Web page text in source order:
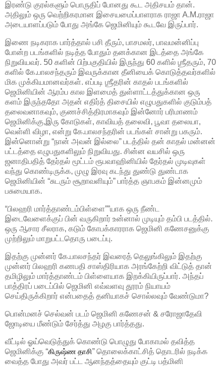
இரண்டு குரல்களும் பொருதிப் போனது கூட அதிசயம் தான்.
அதிலும் ஒரு வெற்றிகரமான இசையமைப்பாளராக ராஜா A.M.ராஜா
அடையாளப்படும் போது அங்கே ஜெமினியும் கூடவே இருப்பார்.
இணை நடிகராக பார்த்தால் பசி தீரும், பாசமலர், பாவமன்னிப்பு
போன்ற படங்களில் நடித்த போதும் தனக்கான இடத்தை அங்கே
நிறுவியவர். 50 களின் பிற்பகுதியில் இருந்து 60 களில் ஶ்ரீதரும், 70
களில் கே.பாலசந்தரும் இவருக்கான தீனியைக் கொடுத்தவர்களில்
மிக முக்கியமானவர்கள். எப்படி ஶ்ரீதரின் காதல் படங்களில்
ஜெமினியின் ஆரம்ப கால இளமைத் துள்ளாட்டத்துக்கான ஒரு
களம் இருந்ததோ அதன் எதிர்த் திசையில் எழுபதுகளில் குடும்பத்
தலைவனாகவும், குணச்சித்திரமாகவும் இன்னோர் பரிமாணம்
ஜெமினிக்கு,இரு கோடுகள், காவியத் தலைவி, பூவா தலையா,
வெள்ளி விழா, என்று கே.பாலசந்தரின் படங்கள் சான்று பகரும்.
இன்னொன்று “நான் அவன் இல்லை” படத்தில் தன் காதல் மன்னன்
பட்டத்தை எழுபதுகளிலும் நிறுவியது. சின்ன வயசில் ஒரு
ஜனாதிபதித் தேர்தல் மூட்டம் ரூபவாஹினியில் தேர்தல் முடிவுகள்
வந்து கொண்டிருக்க, முழு இரவு கடந்து துண்டு துண்டாக
ஜெமினியின் “சுடரும் சூறாவளியும்” பார்த்த ஞாபகம் இன்னமும்
பசுமையாக.
“பிலஹரி மார்த்தாண்டம்பிள்ளை””யாக ஒரு நீண்ட
இடைவேளைக்குப் பின் வருகிறார் உன்னால் முடியும் தம்பி படத்தில்.
ஒரு ஆசார சீலராக, கடும் கோபக்காரராக ஜெமினி கணேசனுக்கு
முற்றிலும் மாறுபட்டதொரு படைப்பு.
இதற்கு முன்னர் கே.பாலசந்தர் இவரைத் தெலுங்கிலும் இதற்கு
முன்னர் பிலஹரி கணபதி சாஸ்திரியாக அரங்கேற்றி விட்டுத் தான்
தமிழிலும் மார்த்தாண்டம் பிள்ளையாக இறக்கியிருப்பார். அந்தப்
பாத்திரப் படைப்பில் ஜெமினி எவ்வளவு தூரம் நியாயம்
செய்திருக்கிறார் என்பதைத் தனியாகச் சொல்லவும் வேண்டுமா?
பொன்மனச் செல்வன் படம் ஜெமினி கணேசன் & சரோஜாதேவி
ஜோடியை மீண்டும் சேர்த்து அழகு பார்த்தது.
வீட்டில் ஓய்வெடுத்துக் கொண்டு பொழுது போகாமல் தவித்த
ஜெமினிக்கு “கிருஷ்ண தாசி” தொலைக்காட்சித் தொடரில் நடிக்க
வைத்த போது அவர் பட்ட ஆனந்தத்தையும் குட்டி பத்மினி